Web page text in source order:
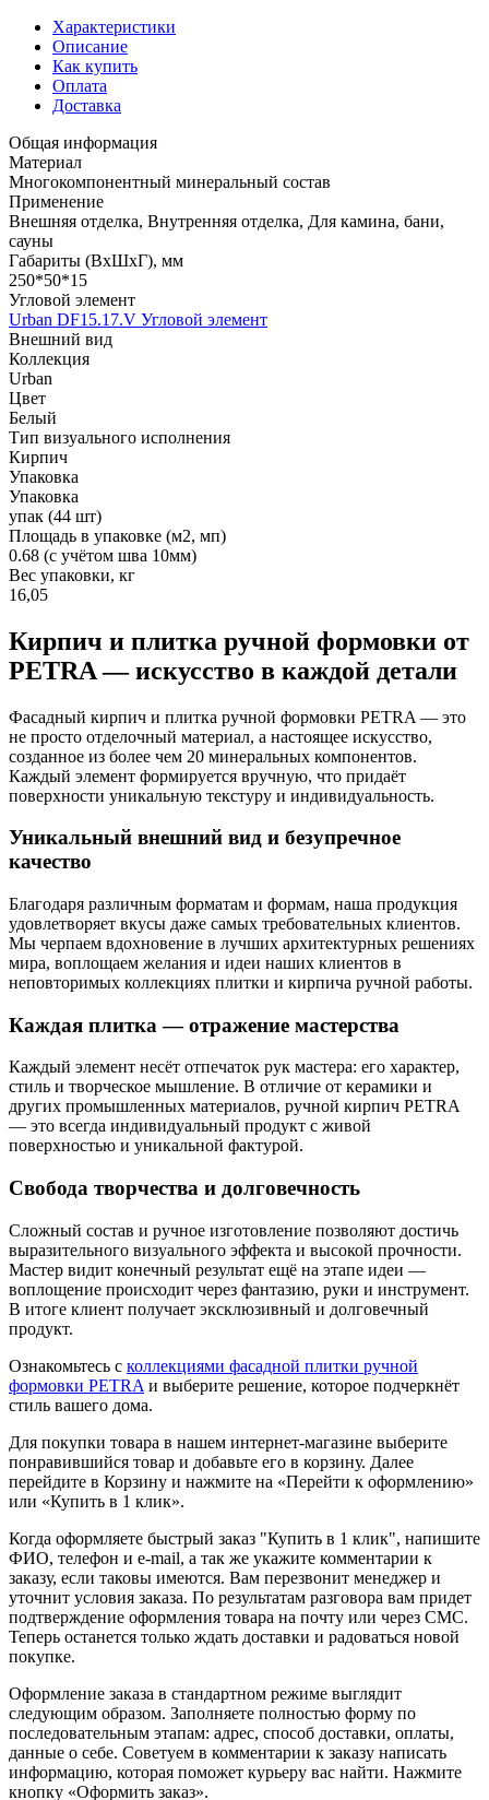
Характеристики
Описание
Как купить
Оплата
Доставка
Общая информация
Материал
Многокомпонентный минеральный состав
Применение
Внешняя отделка, Внутренняя отделка, Для камина, бани,
сауны
Габариты (ВхШхГ), мм
250*50*15
Угловой элемент
Urban DF15.17.V Угловой элемент
Внешний вид
Коллекция
Urban
Цвет
Белый
Тип визуального исполнения
Кирпич
Упаковка
Упаковка
упак (44 шт)
Площадь в упаковке (м2, мп)
0.68 (с учётом шва 10мм)
Вес упаковки, кг
16,05
Кирпич и плитка ручной формовки от
PETRA — искусство в каждой детали
Фасадный кирпич и плитка ручной формовки PETRA — это
не просто отделочный материал, а настоящее искусство,
созданное из более чем 20 минеральных компонентов.
Каждый элемент формируется вручную, что придаёт
поверхности уникальную текстуру и индивидуальность.
Уникальный внешний вид и безупречное
качество
Благодаря различным форматам и формам, наша продукция
удовлетворяет вкусы даже самых требовательных клиентов.
Мы черпаем вдохновение в лучших архитектурных решениях
мира, воплощаем желания и идеи наших клиентов в
неповторимых коллекциях плитки и кирпича ручной работы.
Каждая плитка — отражение мастерства
Каждый элемент несёт отпечаток рук мастера: его характер,
стиль и творческое мышление. В отличие от керамики и
других промышленных материалов, ручной кирпич PETRA
— это всегда индивидуальный продукт с живой
поверхностью и уникальной фактурой.
Свобода творчества и долговечность
Сложный состав и ручное изготовление позволяют достичь
выразительного визуального эффекта и высокой прочности.
Мастер видит конечный результат ещё на этапе идеи —
воплощение происходит через фантазию, руки и инструмент.
В итоге клиент получает эксклюзивный и долговечный
продукт.
Ознакомьтесь с коллекциями фасадной плитки ручной
формовки PETRA и выберите решение, которое подчеркнёт
стиль вашего дома.
Для покупки товара в нашем интернет-магазине выберите
понравившийся товар и добавьте его в корзину. Далее
перейдите в Корзину и нажмите на «Перейти к оформлению»
или «Купить в 1 клик».
Когда оформляете быстрый заказ "Купить в 1 клик", напишите
ФИО, телефон и e-mail, а так же укажите комментарии к
заказу, если таковы имеются. Вам перезвонит менеджер и
уточнит условия заказа. По результатам разговора вам придет
подтверждение оформления товара на почту или через СМС.
Теперь останется только ждать доставки и радоваться новой
покупке.
Оформление заказа в стандартном режиме выглядит
следующим образом. Заполняете полностью форму по
последовательным этапам: адрес, способ доставки, оплаты,
данные о себе. Советуем в комментарии к заказу написать
информацию, которая поможет курьеру вас найти. Нажмите
кнопку «Оформить заказ».